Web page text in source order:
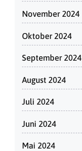
November 2024
Oktober 2024
September 2024
August 2024
Juli 2024
Juni 2024
Mai 2024